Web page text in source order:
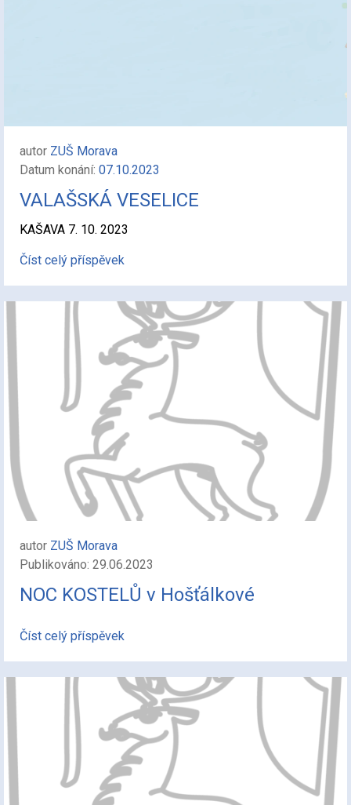
autor ZUŠ Morava
Datum konání: 07.10.2023
VALAŠSKÁ VESELICE
KAŠAVA 7. 10. 2023
Číst celý příspěvek
autor ZUŠ Morava
Publikováno: 29.06.2023
NOC KOSTELŮ v Hošťálkové
Číst celý příspěvek